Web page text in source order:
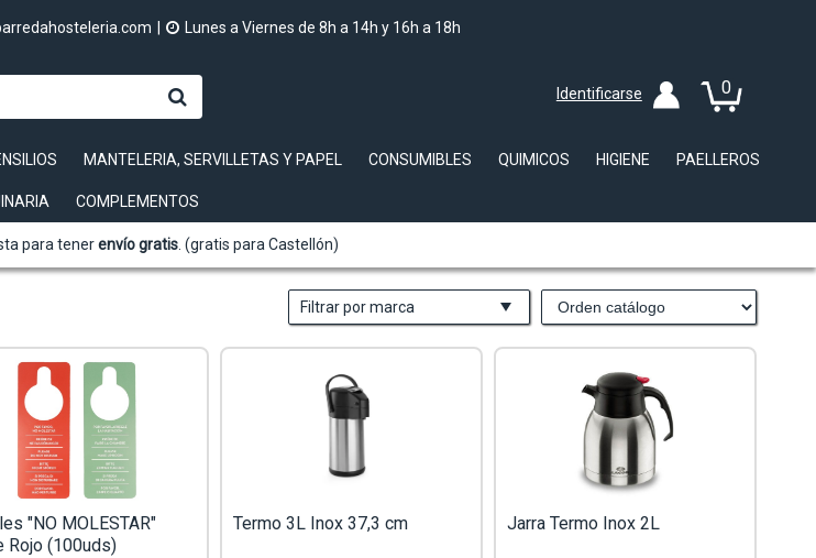
Lunes a Viernes de 8h a 14h y 16h a 18h
0
Identificarse
MANTELERIA, SERVILLETAS Y PAPEL CONSUMIBLES QUIMICOS HIGIENE PAELLEROS
COMPLEMENTOS
para tenerenvío gratis. (gratis para Castellón)
Filtrar por marca
"NO MOLESTAR"
Rojo (100uds)
Termo 3L Inox 37,3 cm Jarra Termo Inox 2L